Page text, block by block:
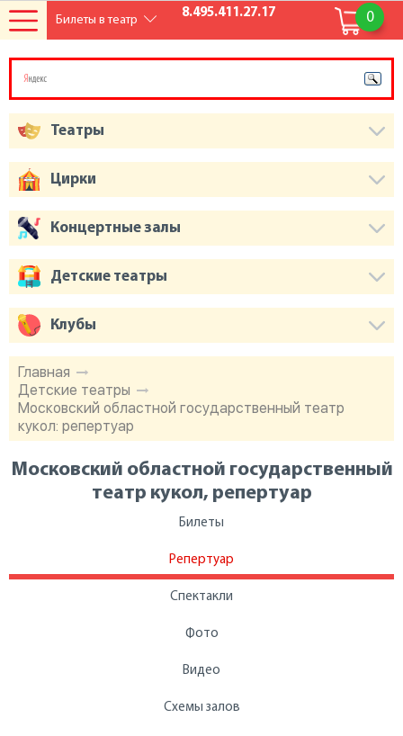
0
8.495.411.27.17
Главная
Детские театры
Московский областной государственный театр
кукол: репертуар
Московский областной государственный
театр кукол, репертуар
Билеты
Репертуар
Спектакли
Фото
Видео
Схемы залов
Театры
Цирки
Концертные залы
Детские театры
Клубы
Билеты в театр